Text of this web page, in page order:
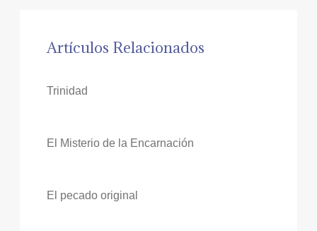
Artículos Relacionados
Trinidad
El Misterio de la Encarnación
El pecado original